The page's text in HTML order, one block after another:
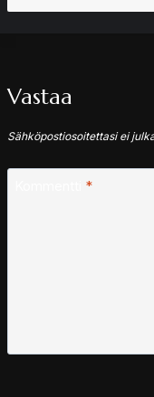
Vastaa
Sähköpostiosoitettasi ei
*